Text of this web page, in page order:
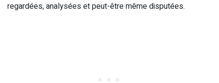
regardées, analysées et peut-être même disputées.